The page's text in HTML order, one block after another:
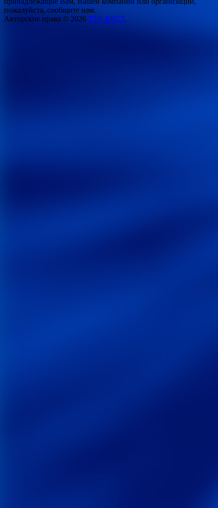
пожалуйста, сообщите нам.
Авторские права © 2026 ТУР-ВЕСТ.